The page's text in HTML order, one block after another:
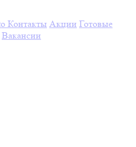
Контакты Акции Готовые
Вакансии